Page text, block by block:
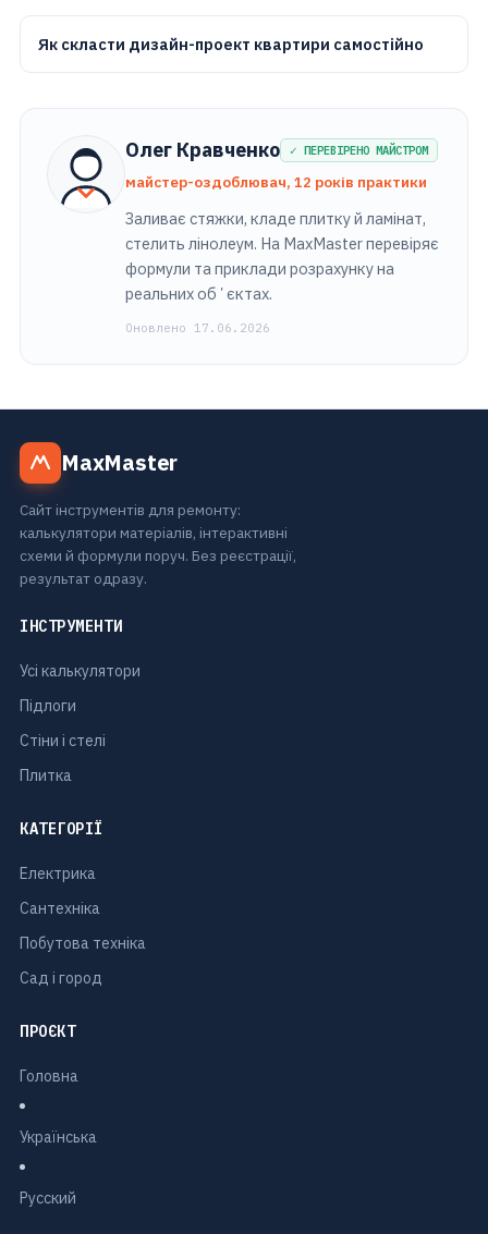
Як скласти дизайн-проект квартири самостійно
Олег Кравченко ✓ ПЕРЕВІРЕНО МАЙСТРОМ
майстер-оздоблювач, 12 років практики
Заливає стяжки, кладе плитку й ламінат,
стелить лінолеум. На MaxMaster перевіряє
формули та приклади розрахунку на
реальних обʼєктах.
Оновлено 17.06.2026
MaxMaster
Сайт інструментів для ремонту:
калькулятори матеріалів, інтерактивні
схеми й формули поруч. Без реєстрації,
результат одразу.
ІНСТРУМЕНТИ
Усі калькулятори
Підлоги
Стіни і стелі
Плитка
КАТЕГОРІЇ
Електрика
Сантехніка
Побутова техніка
Сад і город
ПРОЄКТ
Головна
Українська
Русский